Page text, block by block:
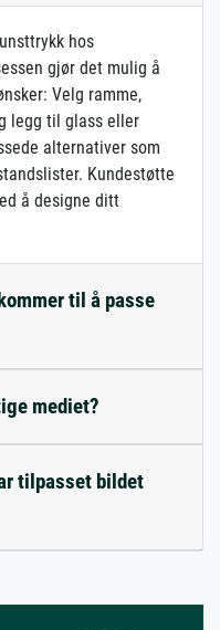
hos
gjør det mulig å
Velg ramme,
legg til glass eller
alternativer som
Kundestøtte
å designe ditt
til å passe
mediet?
tilpasset bildet